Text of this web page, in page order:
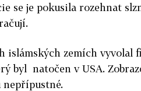
se je pokusila rozehnat
islámských zemích vyvolal
byl natočen v USA.
nepřípustné.